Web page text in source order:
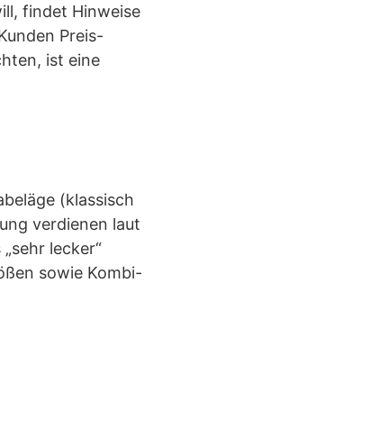
findet Hinweise
Preis-
ist eine
(klassisch
verdienen laut
lecker“
sowie Kombi-